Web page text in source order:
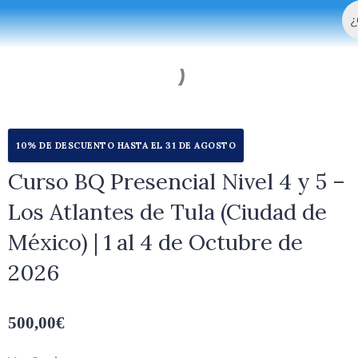
al
contenido
10% DE DESCUENTO HASTA EL 31 DE AGOSTO
Curso BQ Presencial Nivel 4 y 5 –
Los Atlantes de Tula (Ciudad de
México) | 1 al 4 de Octubre de
2026
500,00€